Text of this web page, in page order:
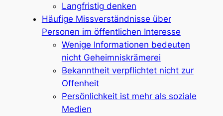
Langfristig denken
Häufige Missverständnisse über
Personen im öffentlichen Interesse
Wenige Informationen bedeuten
nicht Geheimniskrämerei
Bekanntheit verpflichtet nicht zur
Offenheit
Persönlichkeit ist mehr als soziale
Medien